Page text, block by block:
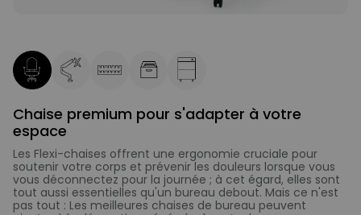
Chaise premium pour s'adapter à votre
espace
Les Flexi-chaises offrent une ergonomie cruciale pour
soutenir votre corps et prévenir les douleurs lorsque vous
vous déconnectez pour la journée ; à cet égard, elles sont
tout aussi essentielles qu'un bureau debout. Mais ce n'est
pas tout : Les meilleures chaises de bureau peuvent